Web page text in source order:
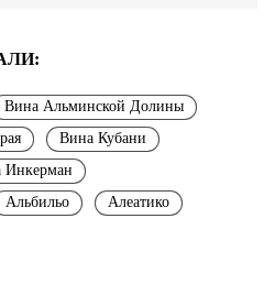
Вина Альминской Долины
Вина Кубани
Инкерман
Альбильо
Алеатико